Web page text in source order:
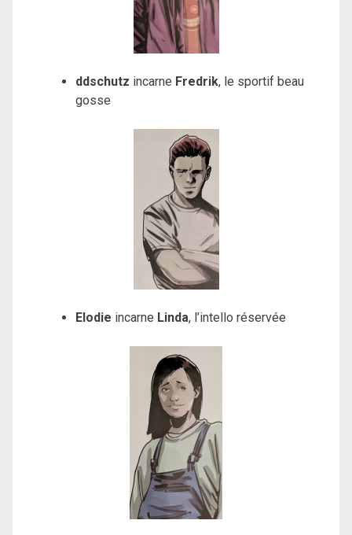
ddschutz incarne Fredrik, le sportif beau
gosse
Elodie incarne Linda, l’intello réservée